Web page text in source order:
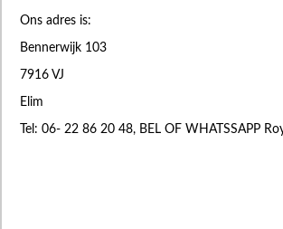
Ons adres is:
Bennerwijk 103
7916 VJ
Elim
Tel: 06- 22 86 20 48, BEL OF WHATSSAPP